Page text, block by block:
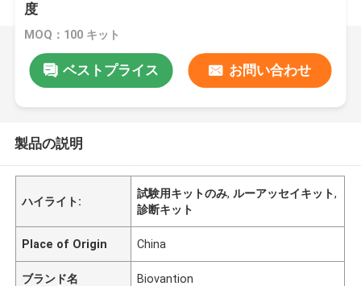
度
MOQ：100 キット
ベストプライス お問い合わせ
製品の説明
ハイライト:
試験用キットのみ, ルーアッセイキット,
診断キット
Place of Origin China
ブランド名 Biovantion